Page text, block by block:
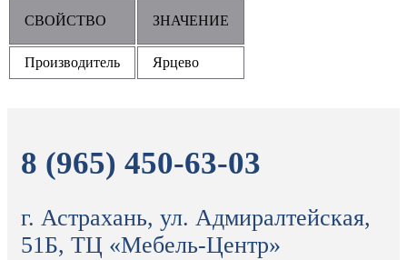
СВОЙСТВО ЗНАЧЕНИЕ
Производитель Ярцево
8 (965) 450-63-03
г. Астрахань, ул. Адмиралтейская,
51Б, ТЦ «Мебель-Центр»